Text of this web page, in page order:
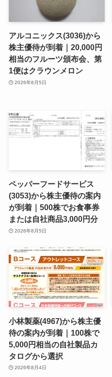
アルコニックス(3036)から
株主優待が到着｜20,000円
相当のフルーツ頒布会、第
1便はクラウンメロン
2026年8月5日
ペッパーフードサービス
(3053)から株主優待の案内
が到着｜500株でお食事券
または自社商品3,000円分
2026年8月5日
小林製薬(4967)から株主優
待の案内が到着｜100株で
5,000円相当の自社製品カ
タログから選択
2026年8月4日